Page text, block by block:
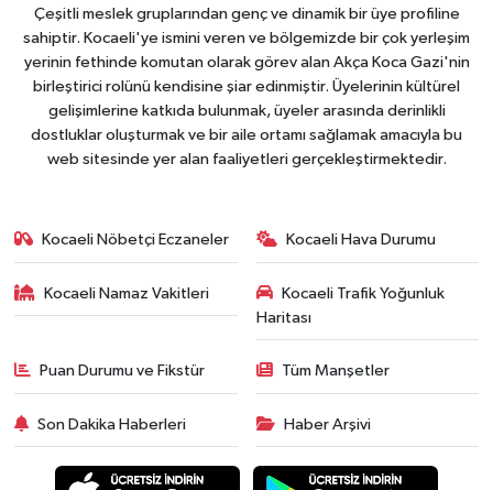
Çeşitli meslek gruplarından genç ve dinamik bir üye profiline
sahiptir. Kocaeli'ye ismini veren ve bölgemizde bir çok yerleşim
yerinin fethinde komutan olarak görev alan Akça Koca Gazi'nin
birleştirici rolünü kendisine şiar edinmiştir. Üyelerinin kültürel
gelişimlerine katkıda bulunmak, üyeler arasında derinlikli
dostluklar oluşturmak ve bir aile ortamı sağlamak amacıyla bu
web sitesinde yer alan faaliyetleri gerçekleştirmektedir.
Kocaeli Nöbetçi Eczaneler Kocaeli Hava Durumu
Kocaeli Namaz Vakitleri
Kocaeli Trafik Yoğunluk
Haritası
Puan Durumu ve Fikstür Tüm Manşetler
Son Dakika Haberleri Haber Arşivi